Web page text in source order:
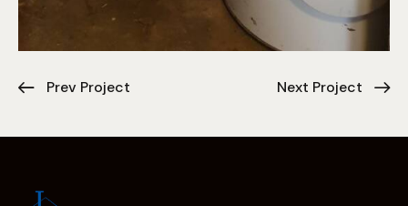
Prev Project Next Project